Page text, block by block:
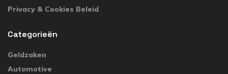
Privacy & Cookies Beleid
Categorieën
Geldzaken
Automotive